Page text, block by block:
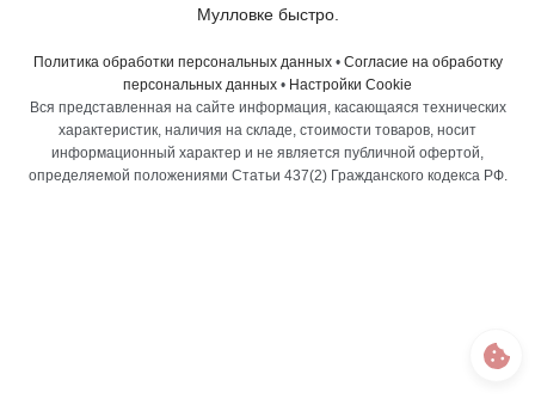
Мулловке быстро.
Политика обработки персональных данных• Согласие на обработку
персональных данных • Настройки Cookie
Вся представленная на сайте информация, касающаяся технических
характеристик, наличия на складе, стоимости товаров, носит
информационный характер и не является публичной офертой,
определяемой положениями Статьи 437(2) Гражданского кодекса РФ.